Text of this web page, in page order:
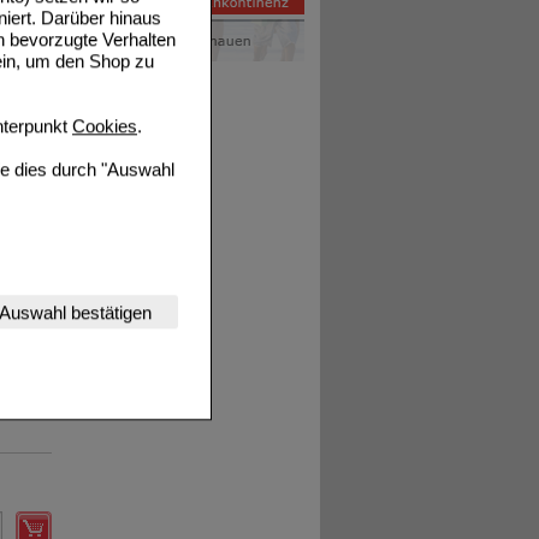
Darüber hinaus
bevorzugte Verhalten
um den Shop zu
Cookies.
dies durch "Auswahl
Website
werden kann.
(z.B.
unserer Website
Website aber
Daten hierfür
Auswahl bestätigen